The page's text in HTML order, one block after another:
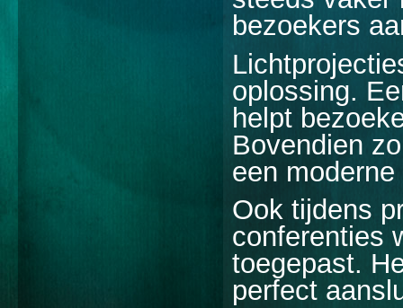
bezoekers
oplossing.
helpt
Bovendien
een
Ook tijdens
conferenties
toegepast.
perfect